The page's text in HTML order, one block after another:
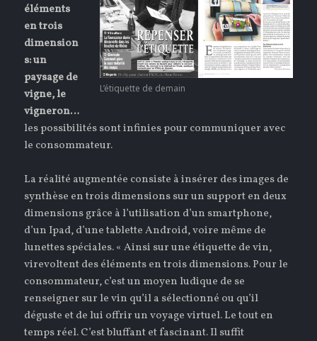
L’étiquette de demain
éléments
en trois
dimension
s: un
paysage de
vigne, le
vigneron…
les possibilités sont infinies pour communiquer avec
le consommateur.
La réalité augmentée consiste à insérer des images de
synthèse en trois dimensions sur un support en deux
dimensions grâce à l’utilisation d’un smartphone,
d’un Ipad, d’une tablette Android, voire même de
lunettes spéciales. « Ainsi sur une étiquette de vin,
virevoltent des éléments en trois dimensions. Pour le
consommateur, c’est un moyen ludique de se
renseigner sur le vin qu’il a sélectionné ou qu’il
déguste et de lui offrir un voyage virtuel. Le tout en
temps réel. C’est bluffant et fascinant. Il suffit